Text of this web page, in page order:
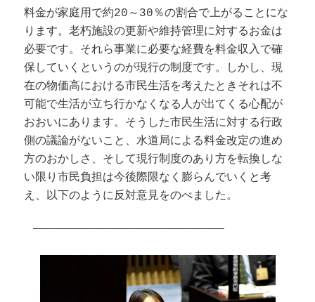
料金が家庭用で約20～30％の割合で上がることにな
ります。老朽施設の更新や維持管理に対するお金は
必要です。それら事業に必要な経費を料金収入で確
保していくというのが現行の制度です。しかし、現
在の物価高における市民生活を考えたときそれは不
可能で生活が立ち行かなくなる人が出てくる心配が
おおいにあります。そうした市民生活に対する行政
側の議論がないこと、水道局による料金改定の進め
方のおかしさ、そして現行制度のあり方を転換しな
い限り市民負担は今後際限なく膨らんでいくと考
え、以下のように反対意見をのべました。
――――――――――――――――――――――――――――――――――